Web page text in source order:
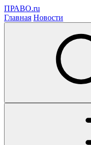
ПРАВО.ru
Главная Новости